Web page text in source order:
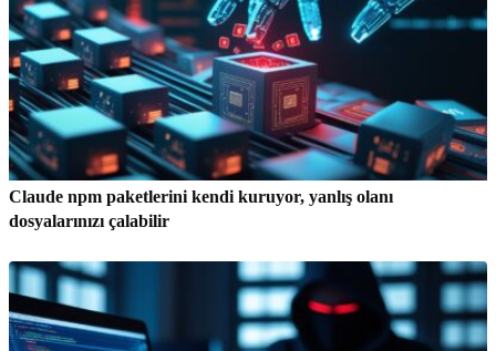
Claude npm paketlerini kendi kuruyor, yanlış olanı
dosyalarınızı çalabilir